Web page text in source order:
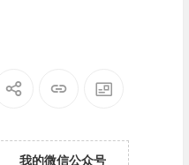
我的微信公众号